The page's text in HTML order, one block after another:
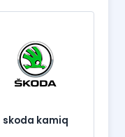
skoda kamiq